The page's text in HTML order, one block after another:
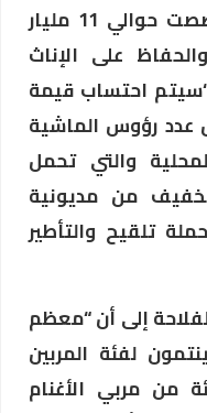
وذكر البواري أن “الحكومة خصصت حوالي 11 مليار
على الإناث
“سيتم احتساب قيمة
رؤوس الماشية
والتي تحمل
من مديونية
تلقيح والتأطير
إلى أن “معظم
لفئة المربين
90 في المائة من مربي الأغنام